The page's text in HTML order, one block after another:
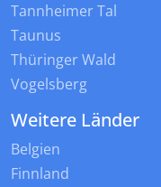
Tannheimer Tal
Taunus
Thüringer Wald
Vogelsberg
Weitere Länder
Belgien
Finnland